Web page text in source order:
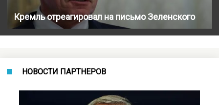
Кремль отреагировал на письмо Зеленского
НОВОСТИ ПАРТНЕРОВ